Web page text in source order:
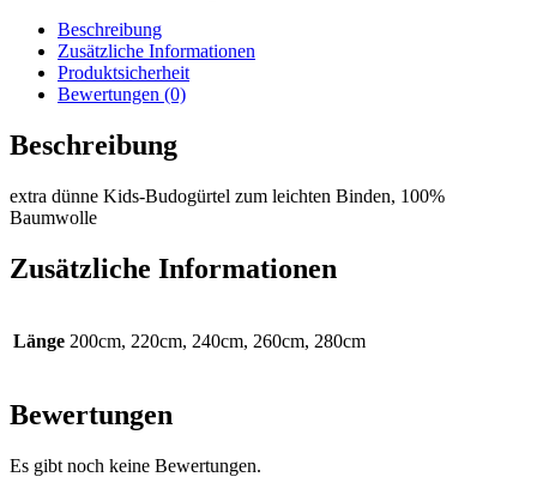
blau
Menge
Beschreibung
Zusätzliche Informationen
Produktsicherheit
Bewertungen (0)
Beschreibung
extra dünne Kids-Budogürtel zum leichten Binden, 100%
Baumwolle
Zusätzliche Informationen
Länge 200cm, 220cm, 240cm, 260cm, 280cm
Bewertungen
Es gibt noch keine Bewertungen.